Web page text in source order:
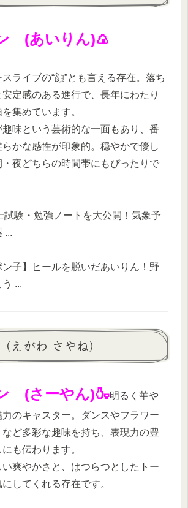
(あいりん)🍙
ライブの“顔”とも言える存在。落ち
定感のある進行で、長年にわたり
集めています。
味という芸術的な一面もあり、番
かな感性が印象的。穏やかで優し
夜どちらの時間帯にもぴったりで
えがわ さやね）
(さーやん)🍶明るく華や
のキャスター。ダンスやフラワー
ど多彩な趣味を持ち、表現力の豊
も伝わります。
爽やかさと、はつらつとしたトー
してくれる存在です。